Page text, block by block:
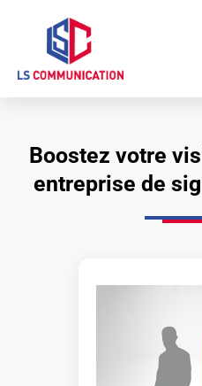
contenu
Boostez votre
entreprise de